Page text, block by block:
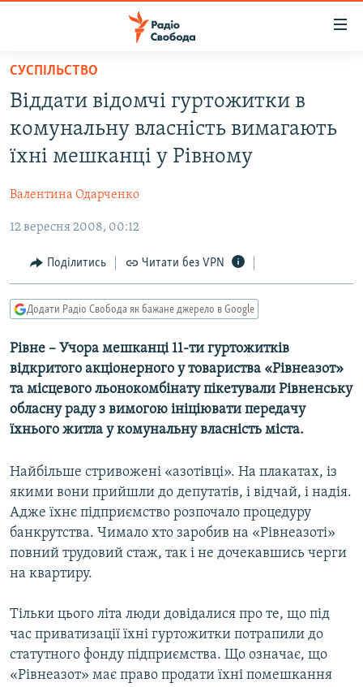
Перейти
основного
матеріалу
Перейти
до
основної
Перейти
пошуку
ВСЕ ЗА ДОБУ
СТАТТІ
ЕКОНОМІКА
СУСПІЛЬСТВО
КУЛЬТУРА
УКРАЇНА
СВІТ
РОСІЙСЬКА «ФІЛЬТРАЦІЯ»
ДОНБАС.РЕАЛІЇ
КРИМ.РЕАЛІЇ
СХЕМИ
КИТАЙ.ВИКЛИКИ
МУЛЬТИМЕДІА
ФОТО
СПЕЦПРОЄКТИ
ПОДКАСТИ
КРИМ РЕАЛІЇ
РУС
УКР
ДОЛУЧАЙСЯ!
СУСПІЛЬСТВО
Віддати відомчі гуртожитки в
комунальну власність вимагають
їхні мешканці у Рівному
Валентина Одарченко
12 вересня 2008, 00:12
Поділитись Читати без VPN
Додати Радіо Свобода як бажане джерело в Google
Рівне – Учора мешканці 11-ти гуртожитків
відкритого акціонерного у товариства «Рівнеазот»
та місцевого льонокомбінату пікетували Рівненську
обласну раду з вимогою ініціювати передачу
їхнього житла у комунальну власність міста.
Найбільше стривожені «азотівці». На плакатах, із
якими вони прийшли до депутатів, і відчай, і надія.
Адже їхнє підприємство розпочало процедуру
банкрутства. Чимало хто заробив на «Рівнеазоті»
повний трудовий стаж, так і не дочекавшись черги
на квартиру.
Тільки цього літа люди довідалися про те, що під
час приватизації їхні гуртожитки потрапили до
статутного фонду підприємства. Що означає, що
«Рівнеазот» має право продати їхні помешкання